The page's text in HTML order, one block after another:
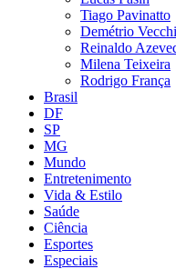
Tiago Pavinatto
Demétrio
Reinaldo
Milena Teixeira
Rodrigo França
Brasil
DF
SP
MG
Mundo
Entretenimento
Vida & Estilo
Saúde
Ciência
Esportes
Especiais